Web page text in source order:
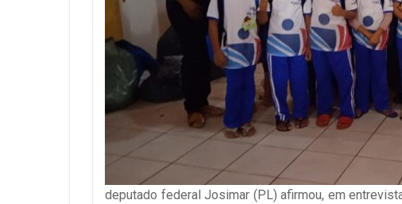
deputado federal Josimar (PL) afirmou, em